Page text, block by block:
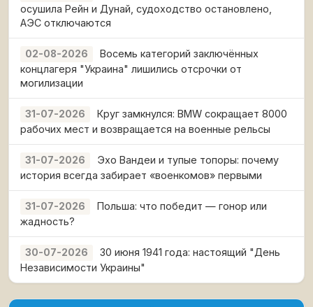
осушила Рейн и Дунай, судоходство остановлено,
АЭС отключаются
02-08-2026
Восемь категорий заключённых
концлагеря "Украина" лишились отсрочки от
могилизации
31-07-2026
Круг замкнулся: BMW сокращает 8000
рабочих мест и возвращается на военные рельсы
31-07-2026
Эхо Вандеи и тупые топоры: почему
история всегда забирает «военкомов» первыми
31-07-2026
Польша: что победит — гонор или
жадность?
30-07-2026
30 июня 1941 года: настоящий "День
Независимости Украины"